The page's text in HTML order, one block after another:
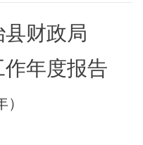
财政局
作年度报告
）